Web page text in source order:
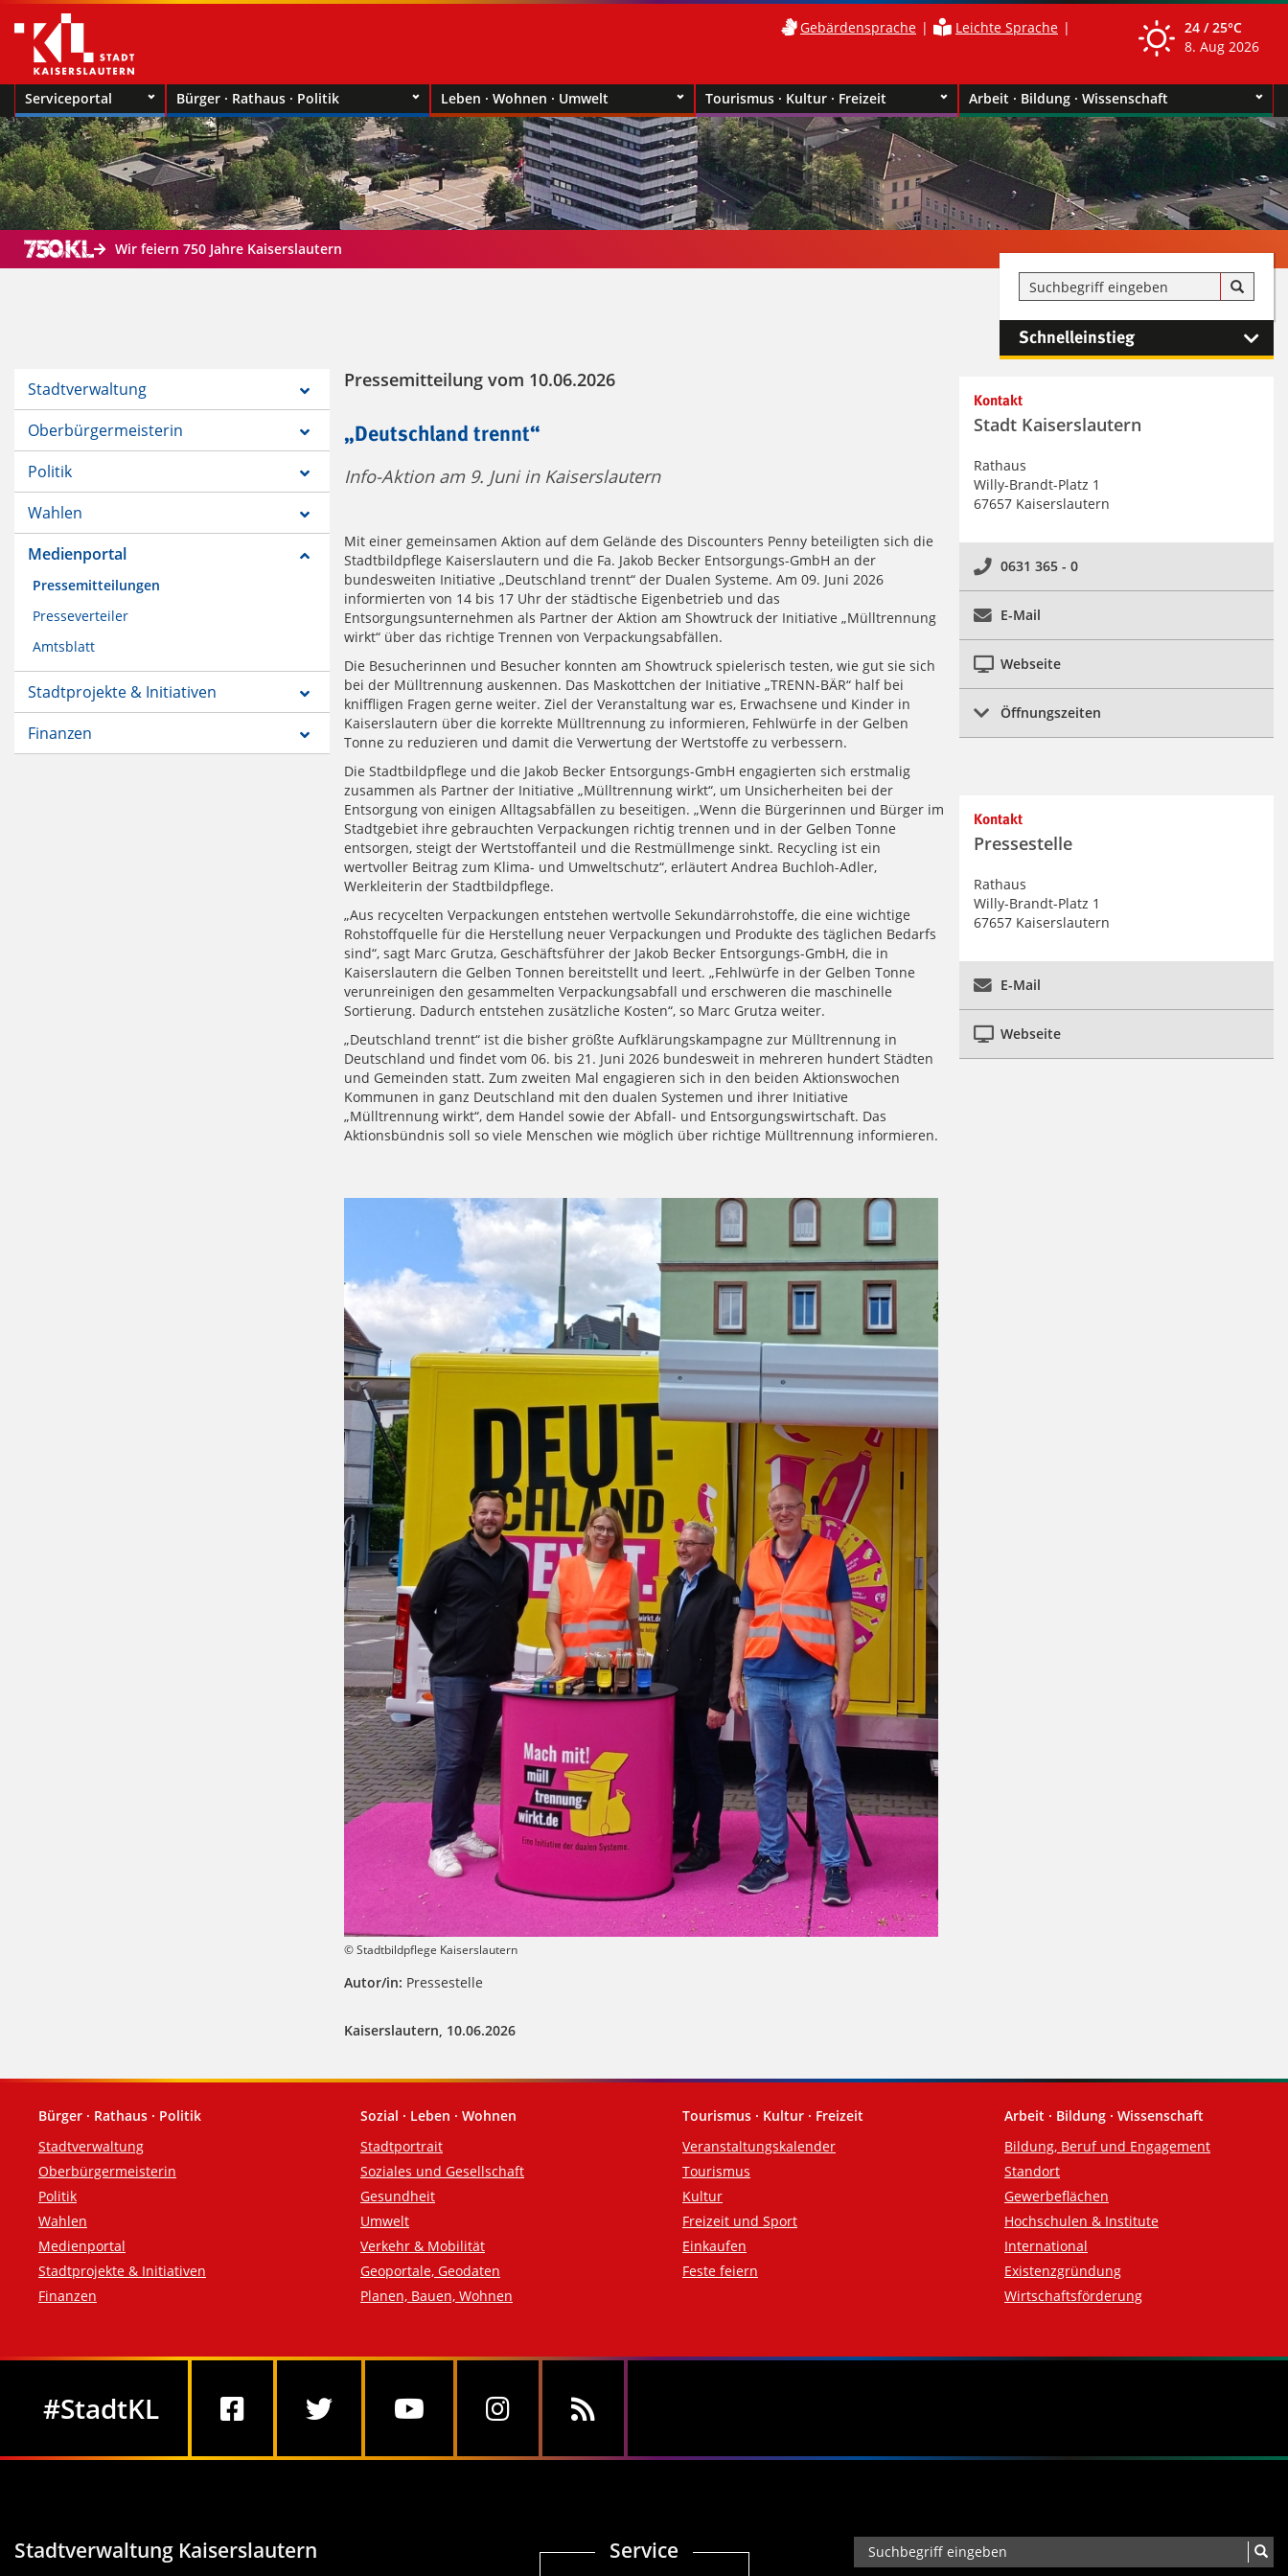
Gebärdensprache Leichte Sprache 24 / 25°C
8. Aug 2026
Serviceportal Bürger · Rathaus · Politik Leben · Wohnen · Umwelt Tourismus · Kultur · Freizeit Arbeit · Bildung · Wissenschaft
Wir feiern 750 Jahre Kaiserslautern
Schnelleinstieg
Stadtverwaltung
Oberbürgermeisterin
Politik
Wahlen
Medienportal
Pressemitteilungen
Presseverteiler
Amtsblatt
Stadtprojekte & Initiativen
Finanzen
Pressemitteilung vom 10.06.2026
„Deutschland trennt“
Info-Aktion am 9. Juni in Kaiserslautern
Mit einer gemeinsamen Aktion auf dem Gelände des Discounters Penny beteiligten sich die
Stadtbildpflege Kaiserslautern und die Fa. Jakob Becker Entsorgungs-GmbH an der
bundesweiten Initiative „Deutschland trennt“ der Dualen Systeme. Am 09. Juni 2026
informierten von 14 bis 17 Uhr der städtische Eigenbetrieb und das
Entsorgungsunternehmen als Partner der Aktion am Showtruck der Initiative „Mülltrennung
wirkt“ über das richtige Trennen von Verpackungsabfällen.
Die Besucherinnen und Besucher konnten am Showtruck spielerisch testen, wie gut sie sich
bei der Mülltrennung auskennen. Das Maskottchen der Initiative „TRENN-BÄR“ half bei
kniffligen Fragen gerne weiter. Ziel der Veranstaltung war es, Erwachsene und Kinder in
Kaiserslautern über die korrekte Mülltrennung zu informieren, Fehlwürfe in der Gelben
Tonne zu reduzieren und damit die Verwertung der Wertstoffe zu verbessern.
Die Stadtbildpflege und die Jakob Becker Entsorgungs-GmbH engagierten sich erstmalig
zusammen als Partner der Initiative „Mülltrennung wirkt“, um Unsicherheiten bei der
Entsorgung von einigen Alltagsabfällen zu beseitigen. „Wenn die Bürgerinnen und Bürger im
Stadtgebiet ihre gebrauchten Verpackungen richtig trennen und in der Gelben Tonne
entsorgen, steigt der Wertstoffanteil und die Restmüllmenge sinkt. Recycling ist ein
wertvoller Beitrag zum Klima- und Umweltschutz“, erläutert Andrea Buchloh-Adler,
Werkleiterin der Stadtbildpflege.
„Aus recycelten Verpackungen entstehen wertvolle Sekundärrohstoffe, die eine wichtige
Rohstoffquelle für die Herstellung neuer Verpackungen und Produkte des täglichen Bedarfs
sind“, sagt Marc Grutza, Geschäftsführer der Jakob Becker Entsorgungs-GmbH, die in
Kaiserslautern die Gelben Tonnen bereitstellt und leert. „Fehlwürfe in der Gelben Tonne
verunreinigen den gesammelten Verpackungsabfall und erschweren die maschinelle
Sortierung. Dadurch entstehen zusätzliche Kosten“, so Marc Grutza weiter.
„Deutschland trennt“ ist die bisher größte Aufklärungskampagne zur Mülltrennung in
Deutschland und findet vom 06. bis 21. Juni 2026 bundesweit in mehreren hundert Städten
und Gemeinden statt. Zum zweiten Mal engagieren sich in den beiden Aktionswochen
Kommunen in ganz Deutschland mit den dualen Systemen und ihrer Initiative
„Mülltrennung wirkt“, dem Handel sowie der Abfall- und Entsorgungswirtschaft. Das
Aktionsbündnis soll so viele Menschen wie möglich über richtige Mülltrennung informieren.
© Stadtbildpflege Kaiserslautern
Autor/in: Pressestelle
Kaiserslautern, 10.06.2026
Kontakt
Stadt Kaiserslautern
Rathaus
Willy-Brandt-Platz 1
67657 Kaiserslautern
0631 365 - 0
E-Mail
Webseite
Öffnungszeiten
Kontakt
Pressestelle
Rathaus
Willy-Brandt-Platz 1
67657 Kaiserslautern
E-Mail
Webseite
Fußzeile
Bürger · Rathaus · Politik
Stadtverwaltung
Oberbürgermeisterin
Politik
Wahlen
Medienportal
Stadtprojekte & Initiativen
Finanzen
Sozial · Leben · Wohnen
Stadtportrait
Soziales und Gesellschaft
Gesundheit
Umwelt
Verkehr & Mobilität
Geoportale, Geodaten
Planen, Bauen, Wohnen
Tourismus · Kultur · Freizeit
Veranstaltungskalender
Tourismus
Kultur
Freizeit und Sport
Einkaufen
Feste feiern
Arbeit · Bildung · Wissenschaft
Bildung, Beruf und Engagement
Standort
Gewerbeflächen
Hochschulen & Institute
International
Existenzgründung
Wirtschaftsförderung
#StadtKL
Stadtverwaltung Kaiserslautern Service